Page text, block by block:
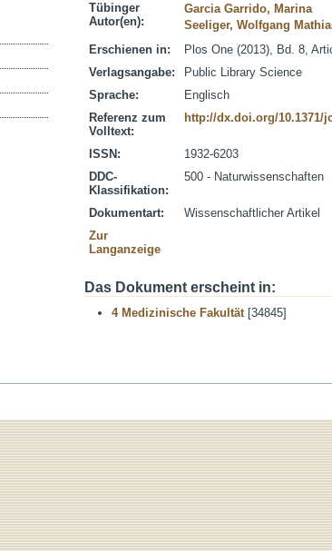
Tübinger
Autor(en):
Garcia Garrido, Marina
Seeliger, Wolfgang
Erschienen in:
Plos One (2013), Bd. 8,
Verlagsangabe:
Public Library Science
Sprache:
Englisch
Referenz zum
Volltext:
http://dx.doi.org/10.1371/
ISSN:
1932-6203
DDC-
Klassifikation:
500 - Naturwissenschaften
Dokumentart:
Wissenschaftlicher Artikel
Zur
Langanzeige
Das Dokument erscheint in:
4 Medizinische Fakultät[34845]